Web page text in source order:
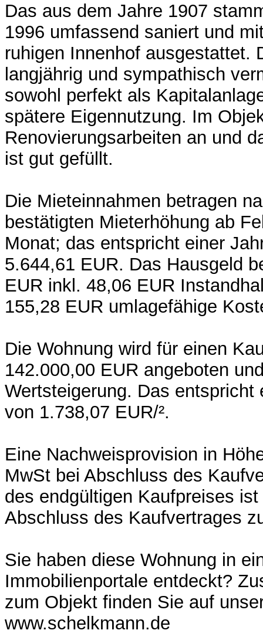
Das aus dem Jahre 1907
1996 umfassend saniert und
ruhigen Innenhof ausgestattet.
langjährig und sympathisch
sowohl perfekt als
spätere Eigennutzung. Im
Renovierungsarbeiten an und
ist gut gefüllt.
Die Mieteinnahmen betragen
bestätigten Mieterhöhung ab
Monat; das entspricht einer
5.644,61 EUR. Das Hausgeld
EUR inkl. 48,06 EUR
155,28 EUR umlagefähige
Die Wohnung wird für einen
142.000,00 EUR angeboten
Wertsteigerung. Das entspricht
von 1.738,07 EUR/².
Eine Nachweisprovision in
MwSt bei Abschluss des
des endgültigen Kaufpreises
Abschluss des Kaufvertrages
Sie haben diese Wohnung in
Immobilienportale entdeckt?
zum Objekt finden Sie auf
www.schelkmann.de